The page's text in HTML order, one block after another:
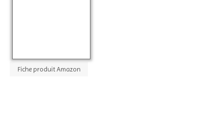
Fiche produit Amazon